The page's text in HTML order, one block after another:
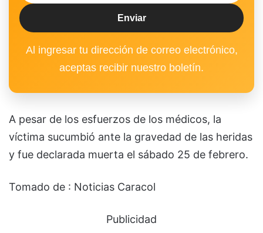
Al ingresar tu dirección de correo electrónico,
aceptas recibir nuestro boletín.
A pesar de los esfuerzos de los médicos, la
víctima sucumbió ante la gravedad de las heridas
y fue declarada muerta el sábado 25 de febrero.
Tomado de : Noticias Caracol
Publicidad